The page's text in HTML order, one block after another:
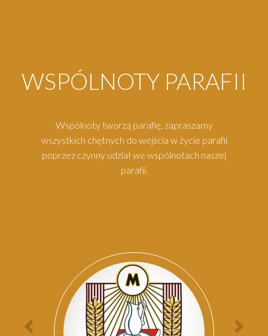
WSPÓLNOTY PARAFII
Wspólnoty tworzą parafię, zapraszamy
wszystkich chętnych do wejścia w życie parafii
poprzez czynny udział we wspólnotach naszej
parafii.
Poprzednia